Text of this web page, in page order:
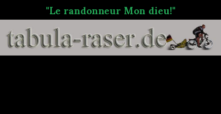
"Le randonneur Mon dieu!"